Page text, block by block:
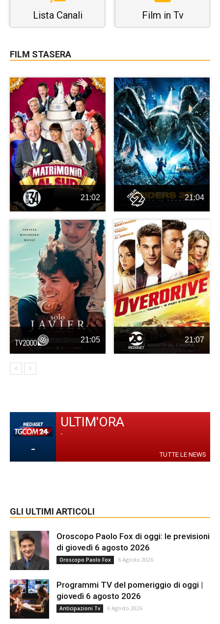
Lista Canali Film in Tv
FILM STASERA
21:02 21:04
21:05 21:07
-
ULTIM'ORA
-
TUTTE LE NEWS
GLI ULTIMI ARTICOLI
Oroscopo Paolo Fox di oggi: le previsioni
di giovedì 6 agosto 2026
Oroscopo Paolo Fox 6 Agosto 2026
Programmi TV del pomeriggio di oggi |
giovedì 6 agosto 2026
Anticipazioni Tv 6 Agosto 2026